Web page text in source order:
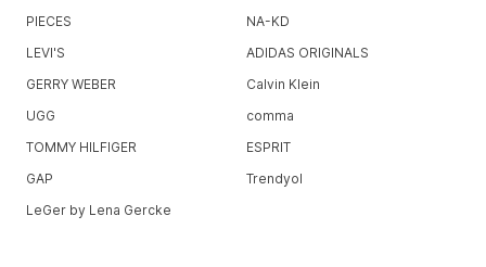
PIECES
NA-KD
LEVI'S
ADIDAS ORIGINALS
GERRY WEBER
Calvin Klein
UGG
comma
TOMMY HILFIGER
ESPRIT
GAP
Trendyol
LeGer by Lena Gercke